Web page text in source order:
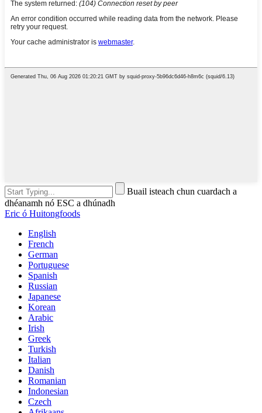
Buail isteach chun cuardach a
dhéanamh nó ESC a dhúnadh
Eric ó Huitongfoods
English
French
German
Portuguese
Spanish
Russian
Japanese
Korean
Arabic
Irish
Greek
Turkish
Italian
Danish
Romanian
Indonesian
Czech